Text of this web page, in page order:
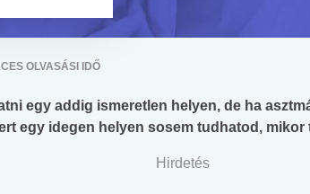
OLVASÁSI IDŐ
egy addig ismeretlen helyen, de ha
egy idegen helyen sosem tudhatod, mikor
Hirdetés